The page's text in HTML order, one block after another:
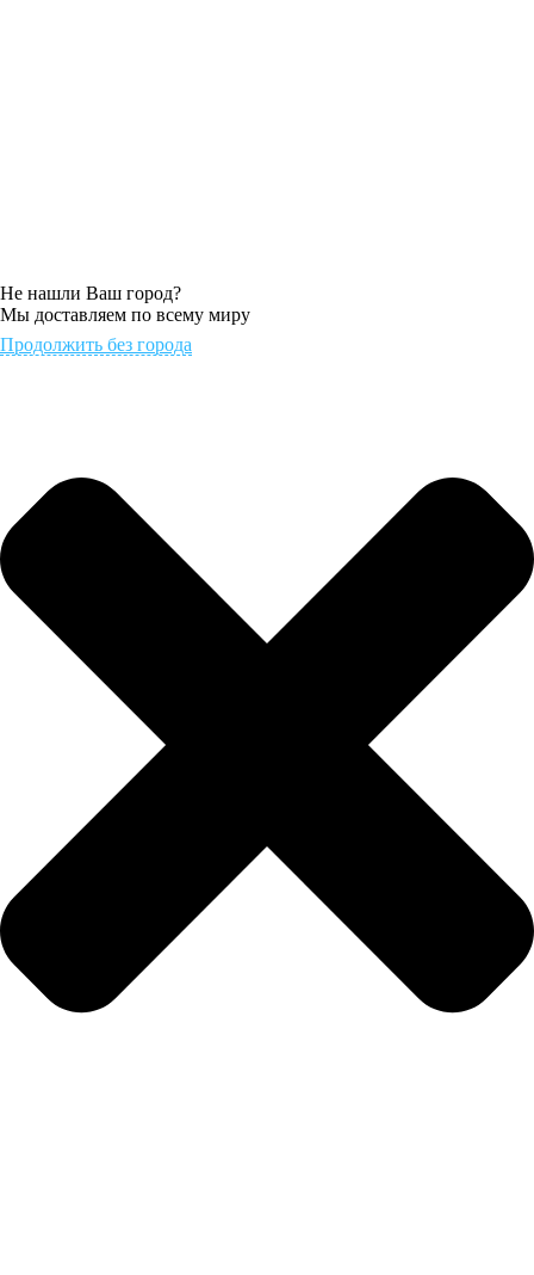
Не нашли Ваш город?
Мы доставляем по всему миру
Продолжить без города